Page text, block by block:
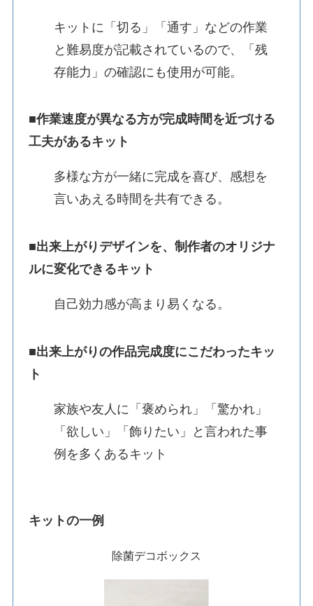
キットに「切る」「通す」などの作業
と難易度が記載されているので、「残
存能力」の確認にも使用が可能。
■作業速度が異なる方が完成時間を近づける
工夫があるキット
多様な方が一緒に完成を喜び、感想を
言いあえる時間を共有できる。
■出来上がりデザインを、制作者のオリジナ
ルに変化できるキット
自己効力感が高まり易くなる。
■出来上がりの作品完成度にこだわったキッ
ト
家族や友人に「褒められ」「驚かれ」
「欲しい」「飾りたい」と言われた事
例を多くあるキット
キットの一例
除菌デコボックス